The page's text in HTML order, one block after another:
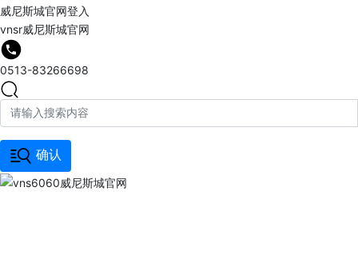
威尼斯城官网登入
vnsr威尼斯城官网
0513-83266698
确认